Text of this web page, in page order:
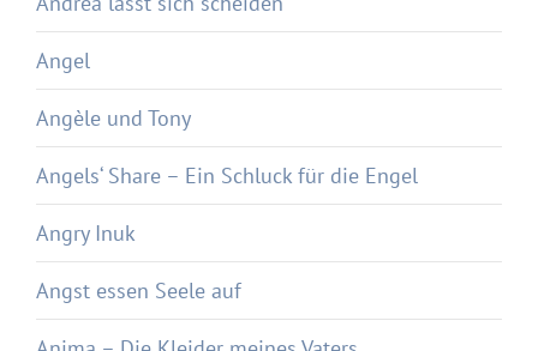
Angel
Angèle und Tony
Angels‘ Share – Ein Schluck für die Engel
Angry Inuk
Angst essen Seele auf